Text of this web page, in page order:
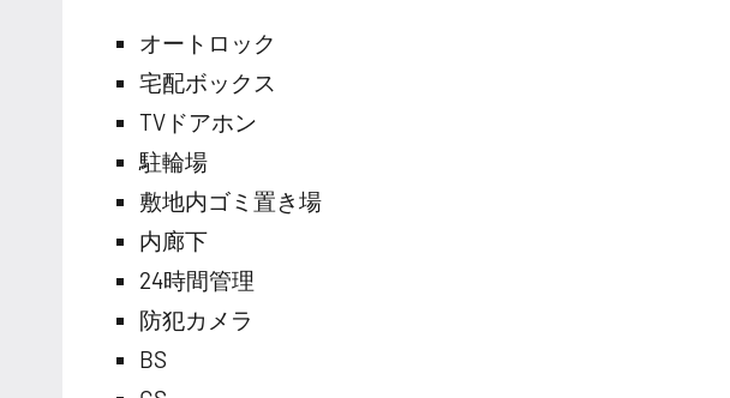
オートロック
宅配ボックス
TVドアホン
駐輪場
敷地内ゴミ置き場
内廊下
24時間管理
防犯カメラ
BS